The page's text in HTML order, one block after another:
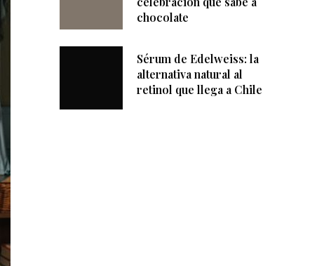
chocolate
Sérum de Edelweiss: la
alternativa natural al
retinol que llega a Chile